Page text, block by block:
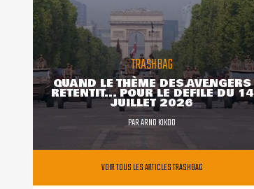
TRASHBAG
QUAND LE THÈME DES AVENGERS
RETENTIT... POUR LE DÉFILÉ DU 14
JUILLET 2026
PARARNO KIKOO
VOIR TOUS LES ARTICLES TRASHBAG